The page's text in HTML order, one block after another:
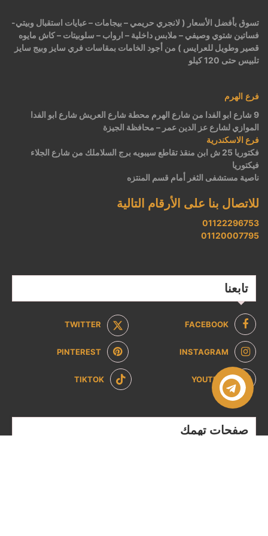
تسوق بأفضل الأسعار ( لانجري حريمي – بيجامات – عبايات استقبال وبيتي-
فساتين شتوي وصيفي – ملابس داخلية – ارواب – سلوبيتات – كاش مايوه
قصير وطويل للعرايس ) من أجود الخامات بمقاسات فري سايز وبيج سايز
تلبيس حتى 120 كيلو
فرع الهرم
9 شارع ابو الفدا من شارع الهرم محطة شارع العريش شارع ابو الفدا
الموازي لشارع عز الدين عمر – محافظة الجيزة
فرع الاسكندرية
فكتوريا 25 ش ابن منقذ تقاطع سيبويه برج السلاملك من شارع الجلاء
فيكتوريا
ناصية مستشفى الثغر أمام قسم المنتزه
للاتصال بنا على الأرقام التالية
01122296753
01120007795
تابعنا
FACEBOOK
TWITTER
INSTAGRAM
PINTEREST
YOUTUBE
TIKTOK
صفحات تهمك